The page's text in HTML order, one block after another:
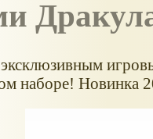
эксклюзивным
наборе! Новинка